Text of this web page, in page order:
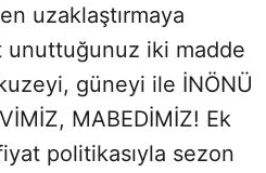
uzaklaştırmaya
unuttuğunuz iki madde
güneyi ile İNÖNÜ
MABEDİMİZ! Ek
politikasıyla sezon